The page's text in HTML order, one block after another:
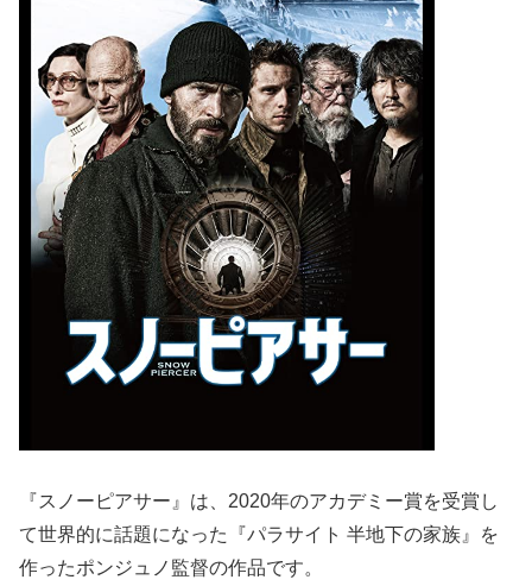
『スノーピアサー』は、2020年のアカデミー賞を受賞し
て世界的に話題になった『パラサイト 半地下の家族』を
作ったポンジュノ監督の作品です。